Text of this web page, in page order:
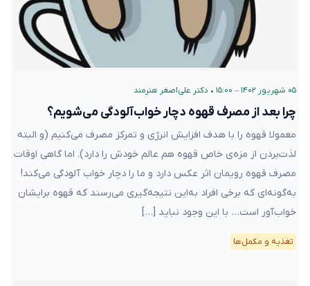
۰۵ شهریور ۱۴۰۲ – ۱۵:۰۰ • دکتر علی‌اصغر هنرمند
چرا بعد از مصرف قهوه دچار خواب‌آلودگی می‌شویم؟
معمولا قهوه را با هدف افزایش انرژی و تمرکز مصرف می‌کنیم (و البته
لذت‌بردن از مزه‌ی خاص قهوه هم عالم خودش را دارد). اما گاهی اوقات
مصرف قهوه رویمان اثر عکس دارد و ما را دچار خواب آلودگی می‌کند!
به‌گونه‌ای که برخی افراد به‌این نتیجه‌گیری می‌رسند که قهوه برایشان
خواب‌آور است… با این وجود نباید […]
تغذیه و مکمل‌ها